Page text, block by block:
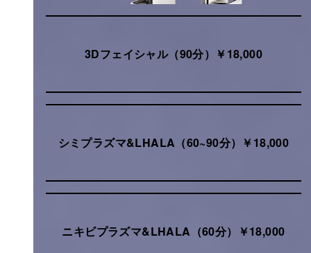
3Dフェイシャル（90分）￥18,000
シミプラズマ&LHALA（60~90分）￥18,000
ニキビプラズマ&LHALA（60分）￥18,000